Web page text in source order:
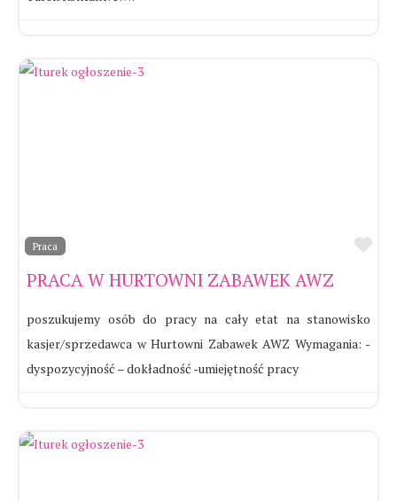
Praca
PRACA W HURTOWNI ZABAWEK AWZ
poszukujemy osób do pracy na cały etat na stanowisko
kasjer/sprzedawca w Hurtowni Zabawek AWZ Wymagania: -
dyspozycyjność – dokładność -umiejętność pracy